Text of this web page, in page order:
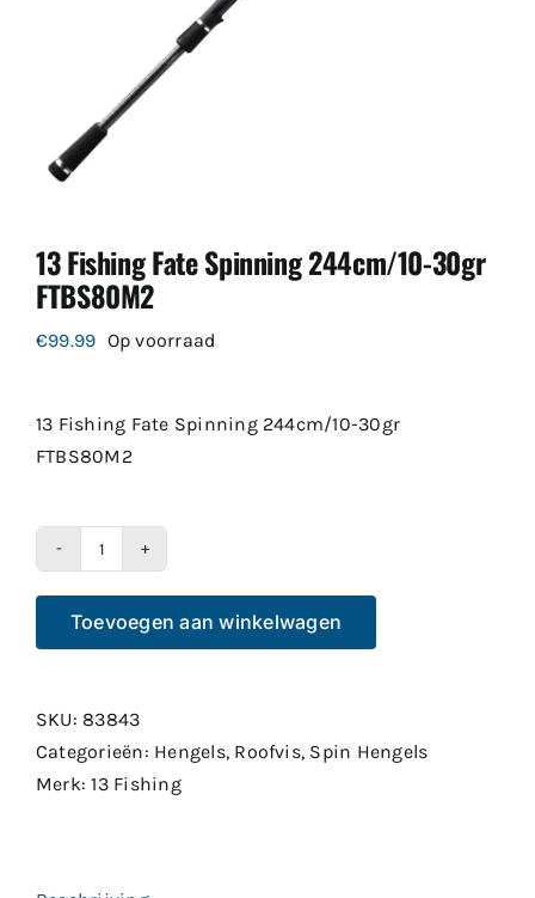
13 Fishing Fate Spinning 244cm/10-30gr
FTBS80M2
€99.99 Op voorraad
13 Fishing Fate Spinning 244cm/10-30gr
FTBS80M2
Fishing
Fate
30gr
FTBS80M2
aantal
Toevoegen aan winkelwagen
SKU: 83843
Categorieën: Hengels, Roofvis, Spin Hengels
Merk:13 Fishing